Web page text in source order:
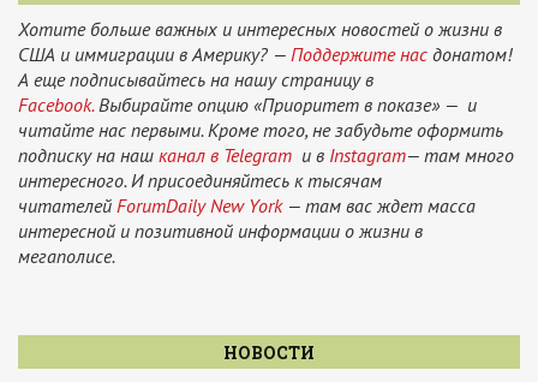
Хотите больше важных и интересных новостей о жизни в
США и иммиграции в Америку? — Поддержите нас донатом!
А еще подписывайтесь на нашу страницу в
Facebook.Выбирайте опцию «Приоритет в показе» — и
читайте нас первыми. Кроме того, не забудьте оформить
подписку на наш канал в Telegram и в Instagram— там много
интересного. И присоединяйтесь к тысячам
читателей ForumDaily New York— там вас ждет масса
интересной и позитивной информации о жизни в
мегаполисе.
НОВОСТИ